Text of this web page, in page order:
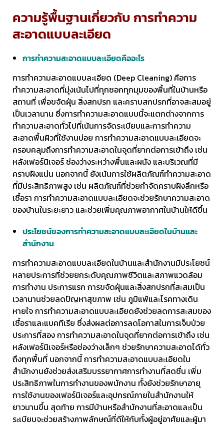
ความรู้พื้นฐานเกี่ยวกับ การทำความ
สะอาดแบบละเอียด
การทำความสะอาดแบบละเอียดคืออะไร
การทำความสะอาดแบบละเอียด (Deep Cleaning) คือการ
ทำความสะอาดที่มุ่งเน้นไปที่ทุกซอกทุกมุมของพื้นที่ในบ้านหรือ
สถานที่ เพื่อขจัดฝุ่น สิ่งสกปรก และคราบสกปรกที่อาจสะสมอยู่
เป็นเวลานาน ซึ่งการทำความสะอาดแบบนี้จะแตกต่างจากการ
ทำความสะอาดทั่วไปที่เน้นการจัดระเบียบและการทำความ
สะอาดพื้นผิวที่ใช้งานบ่อย การทำความสะอาดแบบละเอียดจะ
ครอบคลุมถึงการทำความสะอาดในจุดที่ยากต่อการเข้าถึง เช่น
หลังเฟอร์นิเจอร์ ช่องว่างระหว่างพื้นและผนัง และบริเวณที่มี
คราบฝังแน่น นอกจากนี้ ยังเน้นการใช้ผลิตภัณฑ์ทำความสะอาด
ที่มีประสิทธิภาพสูง เช่น ผลิตภัณฑ์ที่ช่วยกำจัดคราบฝังลึกหรือ
เชื้อรา การทำความสะอาดแบบละเอียดจะช่วยรักษาความสะอาด
ของบ้านในระยะยาว และช่วยเพิ่มคุณภาพอากาศในบ้านให้ดีขึ้น
ประโยชน์ของการทำความสะอาดแบบละเอียดในบ้านและ
สำนักงาน
การทำความสะอาดแบบละเอียดในบ้านและสำนักงานมีประโยชน์
หลายประการที่ช่วยยกระดับคุณภาพชีวิตและสภาพแวดล้อม
การทำงาน ประการแรก การขจัดฝุ่นและสิ่งสกปรกที่สะสมเป็น
เวลานานช่วยลดปัญหาสุขภาพ เช่น ภูมิแพ้และโรคทางเดิน
หายใจ การทำความสะอาดแบบละเอียดยังช่วยลดการสะสมของ
เชื้อราและแบคทีเรีย ซึ่งส่งผลต่อการลดโอกาสในการเจ็บป่วย
ประการที่สอง การทำความสะอาดในจุดที่ยากต่อการเข้าถึง เช่น
หลังเฟอร์นิเจอร์หรือช่องว่างเล็กๆ ช่วยรักษาความสะอาดได้ทั่ว
ถึงทุกพื้นที่ นอกจากนี้ การทำความสะอาดแบบละเอียดใน
สำนักงานยังช่วยส่งเสริมบรรยากาศการทำงานที่สดชื่น เพิ่ม
ประสิทธิภาพในการทำงานของพนักงาน ทั้งยังช่วยรักษาอายุ
การใช้งานของเฟอร์นิเจอร์และอุปกรณ์ภายในสำนักงานให้
ยาวนานขึ้น สุดท้าย การมีบ้านหรือสำนักงานที่สะอาดและเป็น
ระเบียบจะช่วยสร้างภาพลักษณ์ที่ดีให้กับทั้งผู้อยู่อาศัยและผู้มา